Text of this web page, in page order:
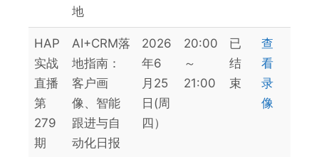
地
HAP
实战
直播
第
279
期
AI+CRM落
地指南：
客户画
像、智能
跟进与自
动化日报
2026
年6
月25
日(周
四）
20:00
～
21:00
已
结
束
查
看
录
像